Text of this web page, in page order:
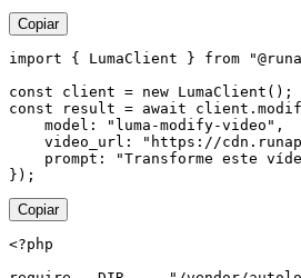
Copiar
import { LumaClient } from
const client = new LumaClient();
const result = await
    model: "luma-modify-video",
video_url: "https://
prompt: "Transforme este
});
Copiar
<?php